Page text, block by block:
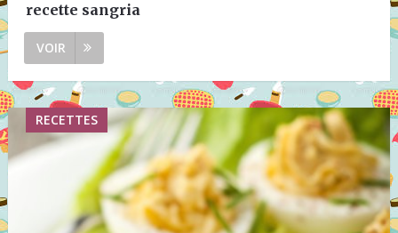
recette sangria
VOIR
RECETTES